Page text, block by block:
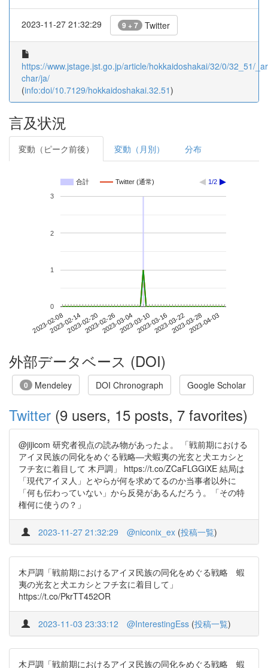
2023-11-27 21:32:29 9 + 7 Twitter
https://www.jstage.jst.go.jp/article/hokkaidoshakai/32/0/32_51/
char/ja/
(info:doi/10.7129/hokkaidoshakai.32.51)
言及状況
変動（ピーク前後） 変動（月別） 分布
合計 Twitter (通常) 1/2
2023-02-082023-02-142023-02-202023-02-262023-03-042023-03-102023-03-162023-03-222023-03-282023-04-03
0
1
2
3
外部データベース (DOI)
0 Mendeley DOI Chronograph Google Scholar
Twitter (9 users, 15 posts, 7 favorites)
@jijicom 研究者視点の読み物があったよ。 「戦前期における
アイヌ民族の同化をめぐる戦略―犬蝦夷の光玄と犬エカシと
フチ玄に着目して 木戸調」 https://t.co/ZCaFLGGiXE 結局は
「現代アイヌ人」とやらが何を求めてるのか当事者以外に
「何も伝わっていない」から反発があるんだろう。「その特
権何に使うの？」
2023-11-27 21:32:29 @niconix_ex (投稿一覧)
木戸調「戦前期におけるアイヌ民族の同化をめぐる戦略 蝦
夷の光⽞と⽝エカシとフチ⽞に着目して」
https://t.co/PkrTT452OR
2023-11-03 23:33:12 @InterestingEss (投稿一覧)
木戸調「戦前期におけるアイヌ民族の同化をめぐる戦略 蝦